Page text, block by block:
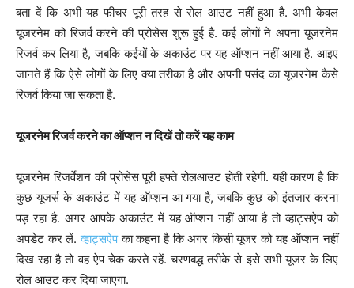
बता दें कि अभी यह फीचर पूरी तरह से रोल आउट नहीं हुआ है. अभी केवल
यूजरनेम को रिजर्व करने की प्रोसेस शुरू हुई है. कई लोगों ने अपना यूजरनेम
रिजर्व कर लिया है, जबकि कईयों के अकाउंट पर यह ऑप्शन नहीं आया है. आइए
जानते हैं कि ऐसे लोगों के लिए क्या तरीका है और अपनी पसंद का यूजरनेम कैसे
रिजर्व किया जा सकता है.
यूजरनेम रिजर्व करने का ऑप्शन न दिखें तो करें यह काम
यूजरनेम रिजर्वेशन की प्रोसेस पूरी हफ्ते रोलआउट होती रहेगी. यही कारण है कि
कुछ यूजर्स के अकाउंट में यह ऑप्शन आ गया है, जबकि कुछ को इंतजार करना
पड़ रहा है. अगर आपके अकाउंट में यह ऑप्शन नहीं आया है तो व्हाट्सऐप को
अपडेट कर लें.व्हाट्सऐपका कहना है कि अगर किसी यूजर को यह ऑप्शन नहीं
दिख रहा है तो वह ऐप चेक करते रहें. चरणबद्ध तरीके से इसे सभी यूजर के लिए
रोल आउट कर दिया जाएगा.